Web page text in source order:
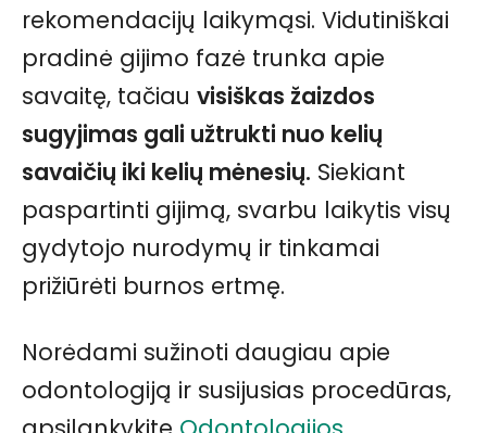
rekomendacijų laikymąsi. Vidutiniškai
pradinė gijimo fazė trunka apie
savaitę, tačiau visiškas žaizdos
sugyjimas gali užtrukti nuo kelių
savaičių iki kelių mėnesių. Siekiant
paspartinti gijimą, svarbu laikytis visų
gydytojo nurodymų ir tinkamai
prižiūrėti burnos ertmę.
Norėdami sužinoti daugiau apie
odontologiją ir susijusias procedūras,